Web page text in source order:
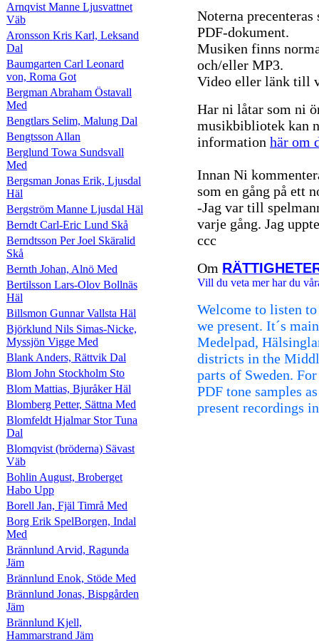
Arnqvist Manne Ljusvattnet
Väb
Aronsson Kris Karl, Leksand
Dal
Baumgarten Carl Leonard
von, Roma Got
Bergman Abraham Östavall
Med
Bengtlars Selim, Malung Dal
Bengtsson Allan
Berglund Towa Sundsvall
Med
Bergsman Jonas Erik, Ljusdal
Häl
Bergström Manne Ljusdal Häl
Berndt Carl-Eric Lund Skå
Berndtsson Per Joel Skäralid
Skå
Bernth Johan, Alnö Med
Bertilsson Lars-Olov Bollnäs
Häl
Billsmon Gunnar Vallsta Häl
Björklund Nils Simas-Nicke,
Myssjön Vigge Med
Blank Anders, Rättvik Dal
Blom John Stockholm Sto
Blom Mattias, Bjuråker Häl
Blomberg Petter, Sättna Med
Blomfeldt Hjalmar Stor Tuna
Dal
Blomqvist (bröderna) Sävast
Väb
Bohlin August, Broberget
Habo Upp
Borell Jan, Fjäl Timrå Med
Borg Erik SpelBorgen, Indal
Med
Brännlund Arvid, Ragunda
Jäm
Brännlund Enok, Stöde Med
Brännlund Jonas, Bispgården
Jäm
Brännlund Kjell,
Hammarstrand Jäm
Noterna
PDF-dokument.
Musiken finns
och/eller MP3.
Video eller länk till
Har ni låtar som ni
musikbibliotek kan
information här om
Innan Ni
som en gång på ett
-Jag var till
varje gång. Jag
ccc
Om
Vill du veta mer har du
Welcome to listen
we present. It´s
Medelpad,
districts in the
parts of Sweden.
PDF tone samples
present recordings